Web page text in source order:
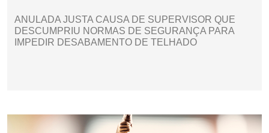
ANULADA JUSTA CAUSA DE SUPERVISOR QUE
DESCUMPRIU NORMAS DE SEGURANÇA PARA
IMPEDIR DESABAMENTO DE TELHADO